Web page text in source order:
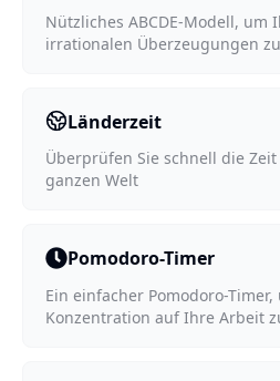
Nützliches ABCDE-Modell, um
irrationalen Überzeugungen
Länderzeit
Überprüfen Sie schnell die
ganzen Welt
Pomodoro-Timer
Ein einfacher Pomodoro-
Konzentration auf Ihre Arbeit